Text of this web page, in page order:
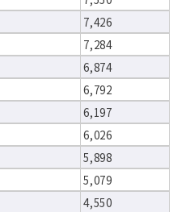
7,426
7,284
6,874
6,792
6,197
6,026
5,898
5,079
4,550